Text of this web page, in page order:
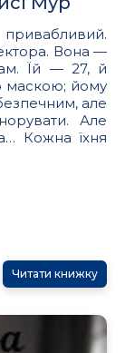
Вона —
Їй — 27, й
маскою; йому
але
Але
Кожна їхня
Читати книжку